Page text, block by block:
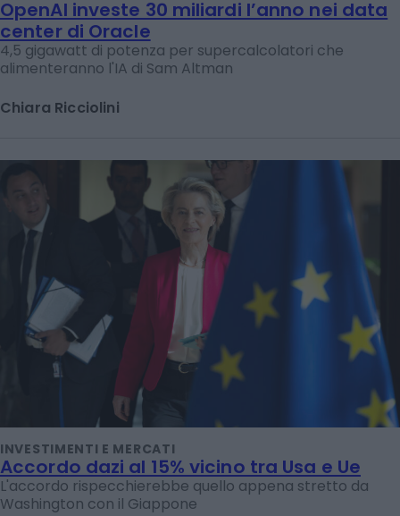
OpenAI investe 30 miliardi l’anno nei data
center di Oracle
4,5 gigawatt di potenza per supercalcolatori che
alimenteranno l'IA di Sam Altman
Chiara Ricciolini
INVESTIMENTI E MERCATI
Accordo dazi al 15% vicino tra Usa e Ue
L'accordo rispecchierebbe quello appena stretto da
Washington con il Giappone